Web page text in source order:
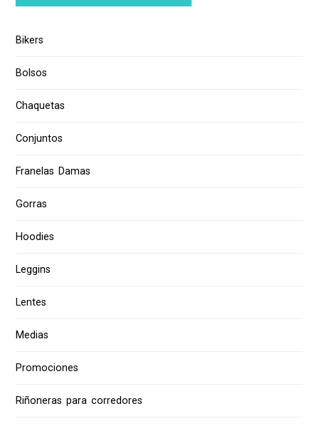
Bikers
Bolsos
Chaquetas
Conjuntos
Franelas Damas
Gorras
Hoodies
Leggins
Lentes
Medias
Promociones
Riñoneras para corredores